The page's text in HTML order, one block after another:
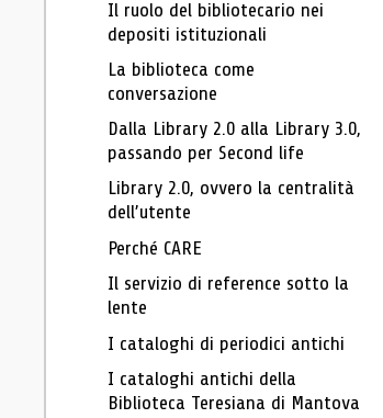
Il ruolo del bibliotecario nei
depositi istituzionali
La biblioteca come
conversazione
Dalla Library 2.0 alla Library 3.0,
passando per Second life
Library 2.0, ovvero la centralità
dell’utente
Perché CARE
Il servizio di reference sotto la
lente
I cataloghi di periodici antichi
I cataloghi antichi della
Biblioteca Teresiana di Mantova